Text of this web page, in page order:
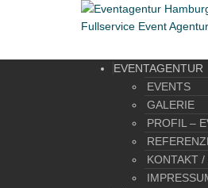
EVENTAGENTUR
EVENTS
GALERIE
PROFIL –
KONTAKT /